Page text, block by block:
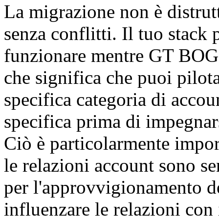
La migrazione non è
senza conflitti. Il tuo stack
funzionare mentre GT
che significa che puoi
specifica categoria di
specifica prima di
Ciò è particolarmente
le relazioni account sono
per l'approvvigionamento
influenzare le relazioni